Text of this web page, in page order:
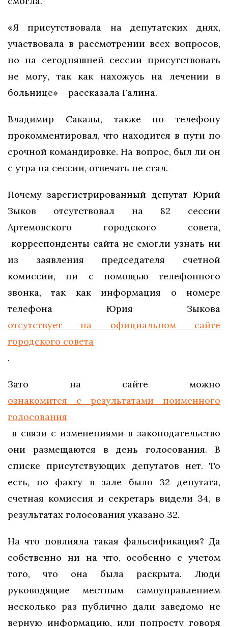
«Я присутствовала на депутатских днях,
участвовала в рассмотрении всех вопросов,
но на сегодняшней сессии присутствовать
не могу, так как нахожусь на лечении в
больнице» – рассказала Галина.
Владимир Сакалы, также по телефону
прокомментировал, что находится в пути по
срочной командировке. На вопрос, был ли он
с утра на сессии, отвечать не стал.
Почему зарегистрированный депутат Юрий
Зыков отсутствовал на 82 сессии
Артемовского городского совета,
корреспонденты сайта не смогли узнать ни
из заявления председателя счетной
комиссии, ни с помощью телефонного
звонка, так как информация о номере
телефона Юрия Зыкова
отсутствует на официальном сайте
городского совета
.
Зато на сайте можно
ознакомится с результатами поименного
голосования
в связи с изменениями в законодательство
они размещаются в день голосования. В
списке присутствующих депутатов нет. То
есть, по факту в зале было 32 депутата,
счетная комиссия и секретарь видели 34, в
результатах голосования указано 32.
На что повлияла такая фальсификация? Да
собственно ни на что, особенно с учетом
того, что она была раскрыта. Люди
руководящие местным самоуправлением
несколько раз публично дали заведомо не
верную информацию, или попросту говоря